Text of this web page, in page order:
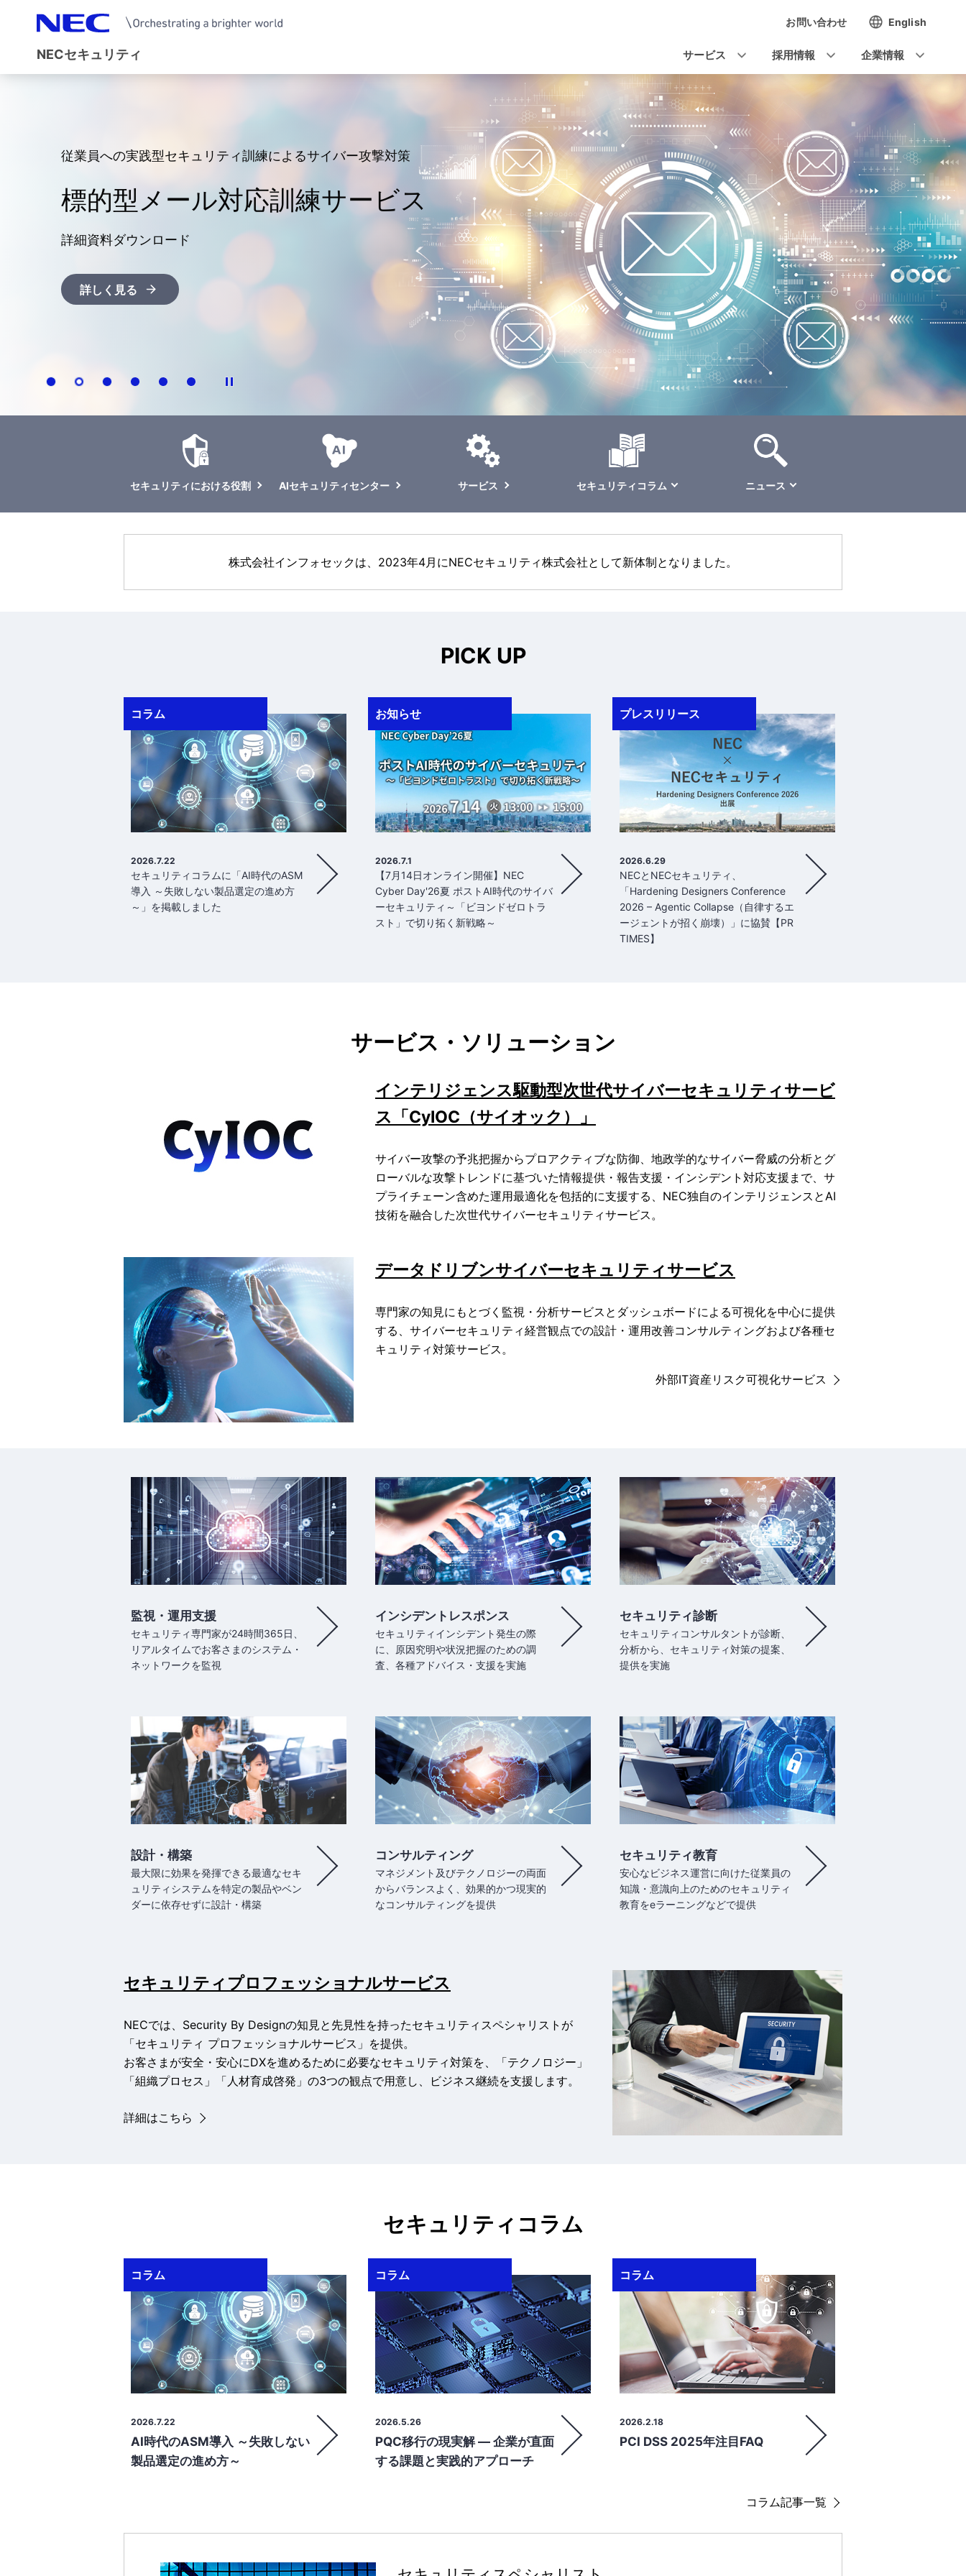
NECセキュリティ
ビ
ゲ
ー
シ
ョ
ン
お問い合わせ English
サービス 採用情報 企業情報
CyIOC（サイオック）
NEC独自のインテリジェンスとAI技術を融合した
次世代サイバーセキュリティサービス
詳しく見る
従業員への実践型セキュリティ訓練によるサイバー攻撃対策
標的型メール対応訓練サービス
詳細資料ダウンロード
詳しく見る
企業のセキュリティの脆弱性を可視化し防御を包括的に支援
外部IT資産リスク可視化サービス
詳細資料ダウンロード
詳しく見る
デジタル社会において
より安全なビジネスや生活を提供す
る
NECセキュリティの社会的使命
詳しく見る
Agentic AI技術 × セキュリティ
詳しく見る
セキュリティにおける役割 AIセキュリティセンター サービス セキュリティコラム ニュース
株式会社インフォセックは、2023年4月にNECセキュリティ株式会社として新体制となりました。
PICK UP
コラム
2026.7.22
セキュリティコラムに「AI時代のASM
導入 ～失敗しない製品選定の進め方
～」を掲載しました
お知らせ
2026.7.1
【7月14日オンライン開催】NEC
Cyber Day'26夏 ポストAI時代のサイバ
ーセキュリティ～「ビヨンドゼロトラ
スト」で切り拓く新戦略～
プレスリリース
2026.6.29
NECとNECセキュリティ、
「Hardening Designers Conference
2026 – Agentic Collapse（自律するエ
ージェントが招く崩壊）」に協賛【PR
TIMES】
サービス・ソリューション
インテリジェンス駆動型次世代サイバーセキュリティサービ
ス「CyIOC（サイオック）」
サイバー攻撃の予兆把握からプロアクティブな防御、地政学的なサイバー脅威の分析とグ
ローバルな攻撃トレンドに基づいた情報提供・報告支援・インシデント対応支援まで、サ
プライチェーン含めた運用最適化を包括的に支援する、NEC独自のインテリジェンスとAI
技術を融合した次世代サイバーセキュリティサービス。
データドリブンサイバーセキュリティサービス
専門家の知見にもとづく監視・分析サービスとダッシュボードによる可視化を中心に提供
する、サイバーセキュリティ経営観点での設計・運用改善コンサルティングおよび各種セ
キュリティ対策サービス。
外部IT資産リスク可視化サービス
監視・運用支援
セキュリティ専門家が24時間365日、
リアルタイムでお客さまのシステム・
ネットワークを監視
インシデントレスポンス
セキュリティインシデント発生の際
に、原因究明や状況把握のための調
査、各種アドバイス・支援を実施
セキュリティ診断
セキュリティコンサルタントが診断、
分析から、セキュリティ対策の提案、
提供を実施
設計・構築
最大限に効果を発揮できる最適なセキ
ュリティシステムを特定の製品やベン
ダーに依存せずに設計・構築
コンサルティング
マネジメント及びテクノロジーの両面
からバランスよく、効果的かつ現実的
なコンサルティングを提供
セキュリティ教育
安心なビジネス運営に向けた従業員の
知識・意識向上のためのセキュリティ
教育をeラーニングなどで提供
セキュリティプロフェッショナルサービス
NECでは、Security By Designの知見と先見性を持ったセキュリティスペシャリストが
「セキュリティ プロフェッショナルサービス」を提供。
お客さまが安全・安心にDXを進めるために必要なセキュリティ対策を、「テクノロジー」
「組織プロセス」「人材育成啓発」の3つの観点で用意し、ビジネス継続を支援します。
詳細はこちら
セキュリティコラム
コラム
2026.7.22
AI時代のASM導入 ～失敗しない
製品選定の進め方～
コラム
2026.5.26
PQC移行の現実解 ― 企業が直面
する課題と実践的アプローチ
コラム
2026.2.18
PCI DSS 2025年注目FAQ
コラム記事一覧